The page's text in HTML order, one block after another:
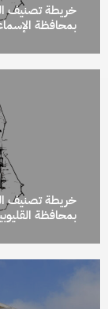
خريطة تصنيف
بمحافظة
خريطة تصنيف
بمحافظة